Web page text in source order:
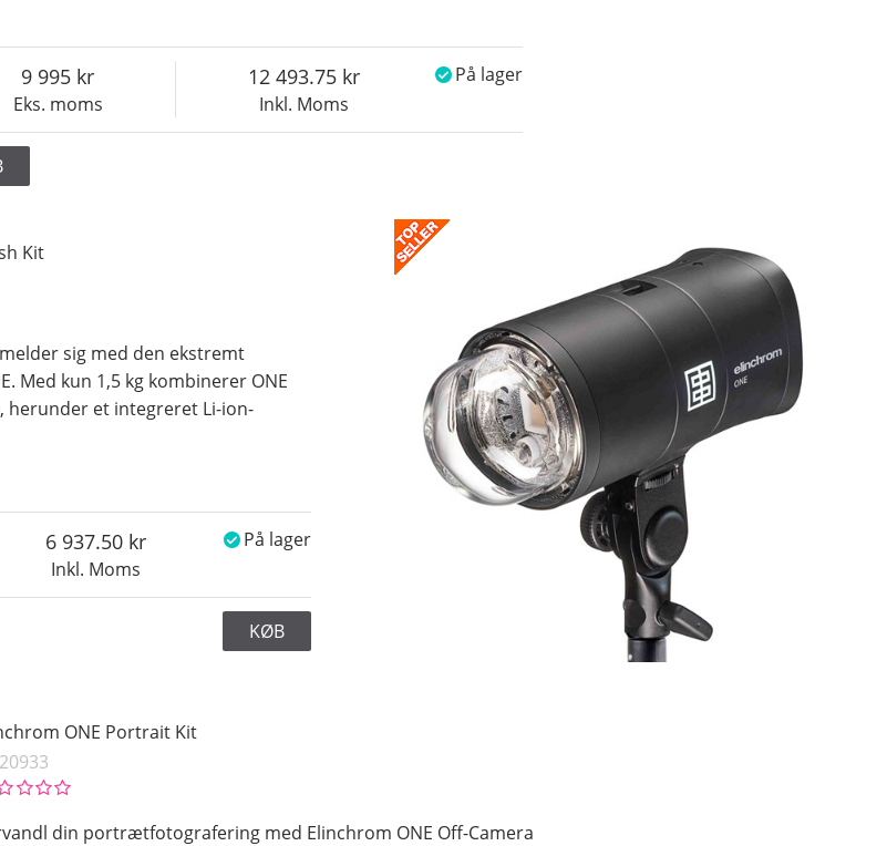
Eks. moms
9 995
Inkl. Moms
12 493.75 På lager
Kit
sig med den ekstremt
Med kun 1,5 kg kombinerer ONE
herunder et integreret Li-ion-
Inkl. Moms
6 937.50 På lager
KØB
ONE Portrait Kit
din portrætfotografering med Elinchrom ONE Off-Camera